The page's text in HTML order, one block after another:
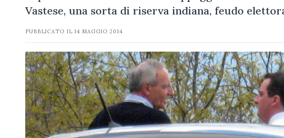
Vastese, una sorta di riserva indiana, feudo
PUBBLICATO IL14 MAGGIO 2014